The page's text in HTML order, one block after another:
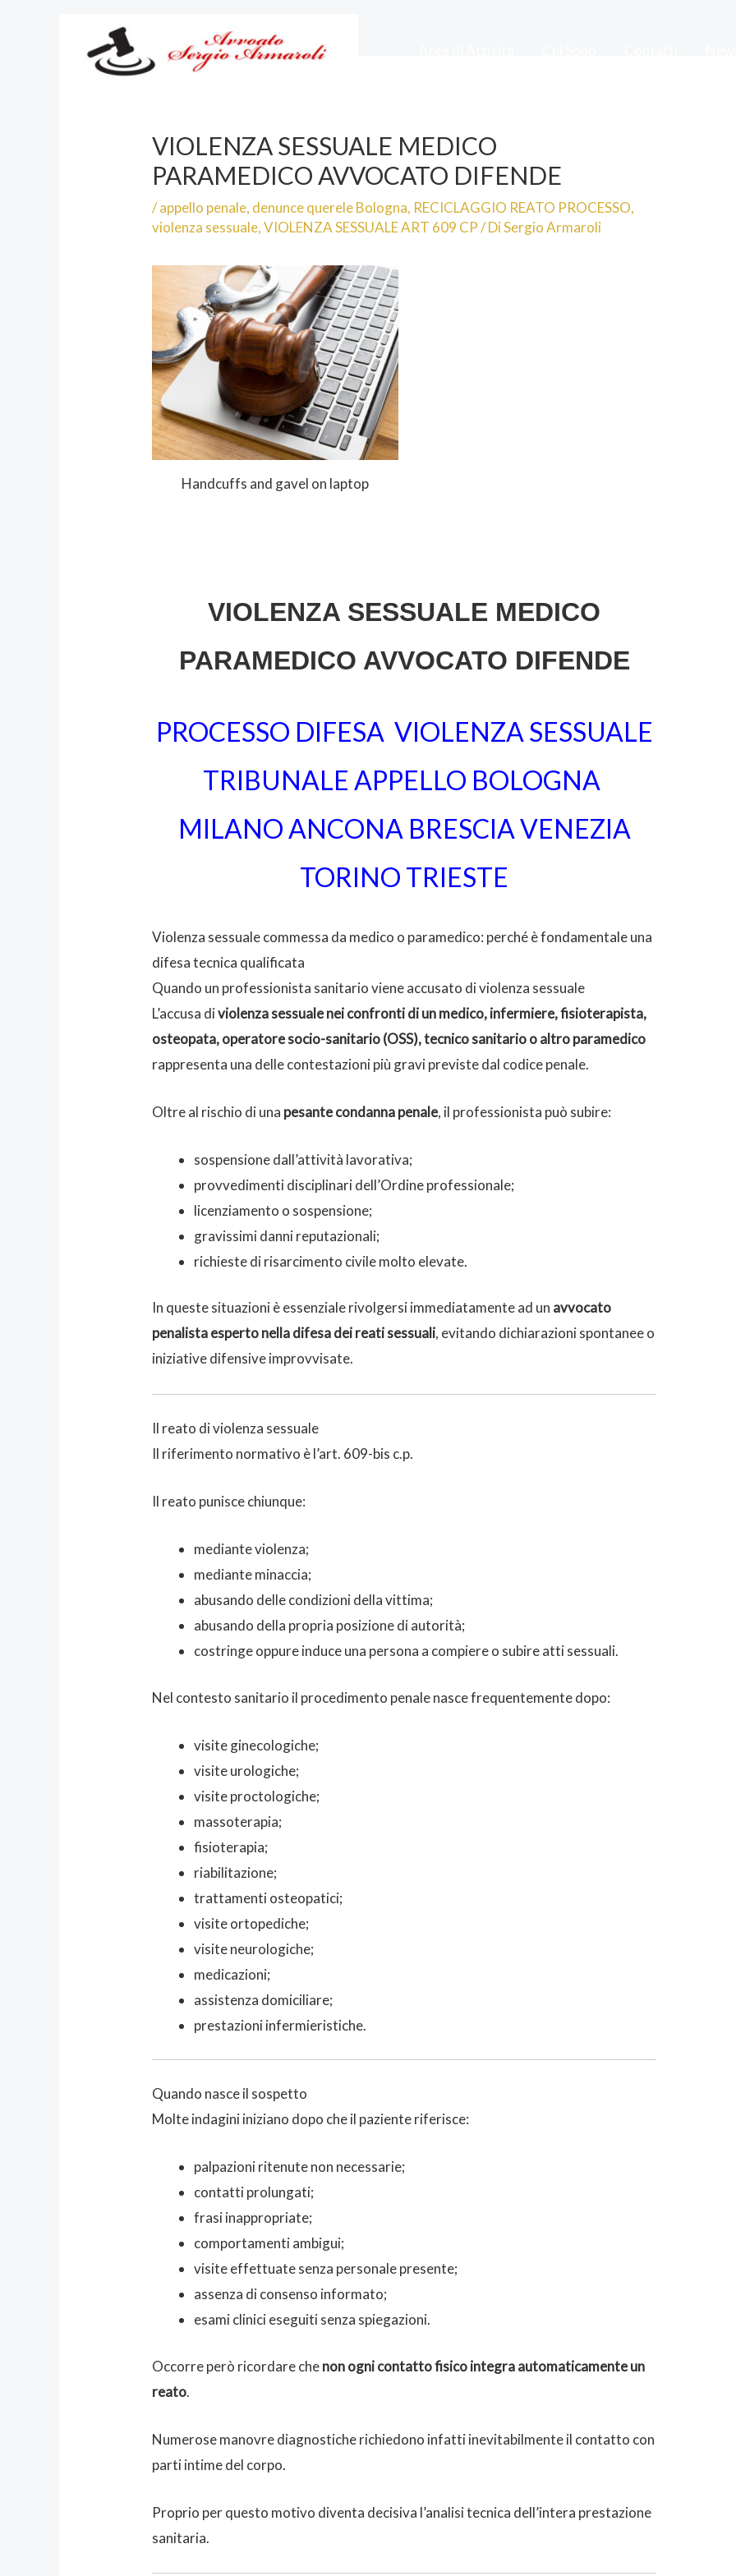
VIOLENZA SESSUALE MEDICO
PARAMEDICO AVVOCATO DIFENDE
/appello penale, denunce querele Bologna, RECICLAGGIO REATO PROCESSO,
violenza sessuale,VIOLENZA SESSUALE ART 609 CP/ DiSergio Armaroli
Handcuffs and gavel on laptop
VIOLENZA SESSUALE MEDICO
PARAMEDICO AVVOCATO DIFENDE
PROCESSO DIFESA VIOLENZA SESSUALE
TRIBUNALE APPELLO BOLOGNA
MILANO ANCONA BRESCIA VENEZIA
TORINO TRIESTE
Violenza sessuale commessa da medico o paramedico: perché è fondamentale una
difesa tecnica qualificata
Quando un professionista sanitario viene accusato di violenza sessuale
L’accusa diviolenza sessuale nei confronti di un medico, infermiere, fisioterapista,
osteopata, operatore socio-sanitario (OSS), tecnico sanitario o altro paramedico
rappresenta una delle contestazioni più gravi previste dal codice penale.
Oltre al rischio di una pesante condanna penale, il professionista può subire:
sospensione dall’attività lavorativa;
provvedimenti disciplinari dell’Ordine professionale;
licenziamento o sospensione;
gravissimi danni reputazionali;
richieste di risarcimento civile molto elevate.
In queste situazioni è essenziale rivolgersi immediatamente ad un avvocato
penalista esperto nella difesa dei reati sessuali, evitando dichiarazioni spontanee o
iniziative difensive improvvisate.
Il reato di violenza sessuale
Il riferimento normativo è l’art. 609-bis c.p.
Il reato punisce chiunque:
mediante violenza;
mediante minaccia;
abusando delle condizioni della vittima;
abusando della propria posizione di autorità;
costringe oppure induce una persona a compiere o subire atti sessuali.
Nel contesto sanitario il procedimento penale nasce frequentemente dopo:
visite ginecologiche;
visite urologiche;
visite proctologiche;
massoterapia;
fisioterapia;
riabilitazione;
trattamenti osteopatici;
visite ortopediche;
visite neurologiche;
medicazioni;
assistenza domiciliare;
prestazioni infermieristiche.
Quando nasce il sospetto
Molte indagini iniziano dopo che il paziente riferisce:
palpazioni ritenute non necessarie;
contatti prolungati;
frasi inappropriate;
comportamenti ambigui;
visite effettuate senza personale presente;
assenza di consenso informato;
esami clinici eseguiti senza spiegazioni.
Occorre però ricordare chenon ogni contatto fisico integra automaticamente un
reato.
Numerose manovre diagnostiche richiedono infatti inevitabilmente il contatto con
parti intime del corpo.
Proprio per questo motivo diventa decisiva l’analisi tecnica dell’intera prestazione
sanitaria.